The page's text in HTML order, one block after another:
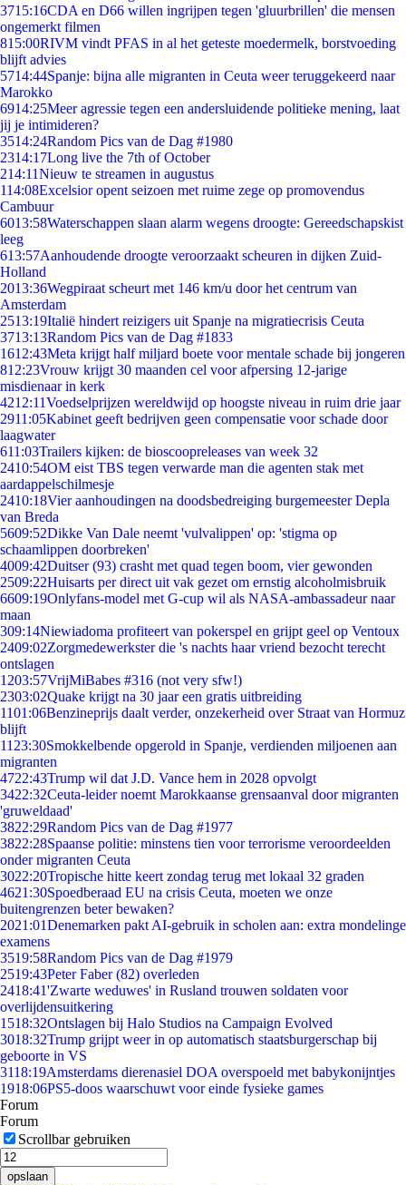
3715:16CDA en D66 willen ingrijpen tegen 'gluurbrillen' die mensen
ongemerkt filmen
815:00RIVM vindt PFAS in al het geteste moedermelk, borstvoeding
blijft advies
5714:44Spanje: bijna alle migranten in Ceuta weer teruggekeerd naar
Marokko
6914:25Meer agressie tegen een andersluidende politieke mening, laat
jij je intimideren?
3514:24Random Pics van de Dag #1980
2314:17Long live the 7th of October
214:11Nieuw te streamen in augustus
114:08Excelsior opent seizoen met ruime zege op promovendus
Cambuur
6013:58Waterschappen slaan alarm wegens droogte: Gereedschapskist
leeg
613:57Aanhoudende droogte veroorzaakt scheuren in dijken Zuid-
Holland
2013:36Wegpiraat scheurt met 146 km/u door het centrum van
Amsterdam
2513:19Italië hindert reizigers uit Spanje na migratiecrisis Ceuta
3713:13Random Pics van de Dag #1833
1612:43Meta krijgt half miljard boete voor mentale schade bij jongeren
812:23Vrouw krijgt 30 maanden cel voor afpersing 12-jarige
misdienaar in kerk
4212:11Voedselprijzen wereldwijd op hoogste niveau in ruim drie jaar
2911:05Kabinet geeft bedrijven geen compensatie voor schade door
laagwater
611:03Trailers kijken: de bioscoopreleases van week 32
2410:54OM eist TBS tegen verwarde man die agenten stak met
aardappelschilmesje
2410:18Vier aanhoudingen na doodsbedreiging burgemeester Depla
van Breda
5609:52Dikke Van Dale neemt 'vulvalippen' op: 'stigma op
schaamlippen doorbreken'
4009:42Duitser (93) crasht met quad tegen boom, vier gewonden
2509:22Huisarts per direct uit vak gezet om ernstig alcoholmisbruik
6609:19Onlyfans-model met G-cup wil als NASA-ambassadeur naar
maan
309:14Niewiadoma profiteert van pokerspel en grijpt geel op Ventoux
2409:02Zorgmedewerkster die 's nachts haar vriend bezocht terecht
ontslagen
1203:57VrijMiBabes #316 (not very sfw!)
2303:02Quake krijgt na 30 jaar een gratis uitbreiding
1101:06Benzineprijs daalt verder, onzekerheid over Straat van Hormuz
blijft
11 23:30Smokkelbende opgerold in Spanje, verdienden miljoenen aan
migranten
4722:43Trump wil dat J.D. Vance hem in 2028 opvolgt
3422:32Ceuta-leider noemt Marokkaanse grensaanval door migranten
'gruweldaad'
3822:29Random Pics van de Dag #1977
3822:28Spaanse politie: minstens tien voor terrorisme veroordeelden
onder migranten Ceuta
3022:20Tropische hitte keert zondag terug met lokaal 32 graden
4621:30Spoedberaad EU na crisis Ceuta, moeten we onze
buitengrenzen beter bewaken?
2021:01Denemarken pakt AI-gebruik in scholen aan: extra mondelinge
examens
3519:58Random Pics van de Dag #1979
2519:43Peter Faber (82) overleden
2418:41'Zwarte weduwes' in Rusland trouwen soldaten voor
overlijdensuitkering
1518:32Ontslagen bij Halo Studios na Campaign Evolved
3018:32Trump grijpt weer in op automatisch staatsburgerschap bij
geboorte in VS
3118:19Amsterdams dierenasiel DOA overspoeld met babykonijntjes
1918:06PS5-doos waarschuwt voor einde fysieke games
Forum
Forum
Scrollbar gebruiken
opslaan